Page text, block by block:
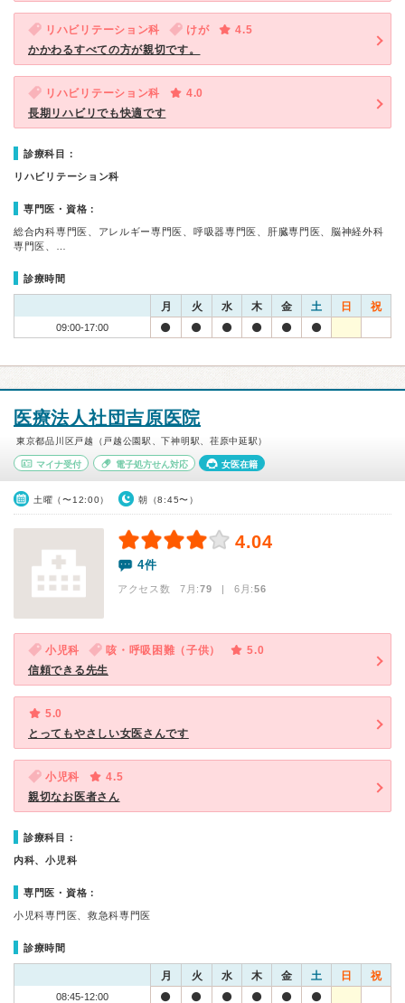
リハビリテーション科 けが
4.5
かかわるすべての方が親切です。
リハビリテーション科
4.0
長期リハビリでも快適です
診療科目：
リハビリテーション科
専門医・資格：
総合内科専門医、アレルギー専門医、呼吸器専門医、肝臓専門医、脳神経外科
専門医、…
診療時間
月 火 水 木 金 土 日 祝
09:00-17:00
医療法人社団吉原医院
東京都品川区戸越（戸越公園駅、下神明駅、荏原中延駅）
マイナ受付 電子処方せん対応 女医在籍
土曜（〜12:00） 朝（8:45〜）
4.04
4件
アクセス数 7月:79 | 6月:56
小児科 咳・呼吸困難（子供）
5.0
信頼できる先生
5.0
とってもやさしい女医さんです
小児科
4.5
親切なお医者さん
診療科目：
内科、小児科
専門医・資格：
小児科専門医、救急科専門医
診療時間
月 火 水 木 金 土 日 祝
08:45-12:00